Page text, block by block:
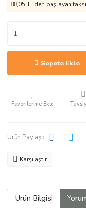
88,05 TL den başlayan
Sepete Ekle
Ürün Paylaş :
Karşılaştır
Ürün Bilgisi